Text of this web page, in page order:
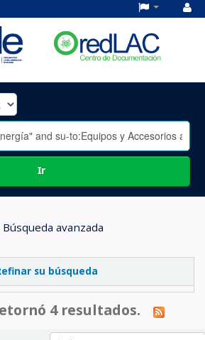
Ir
Búsqueda avanzada
su búsqueda
4 resultados.